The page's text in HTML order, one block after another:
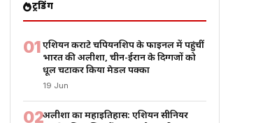
ट्रेंडिंग
01एशियन कराटे चैंपियनशिप के फाइनल में पहुंचीं
भारत की अलीशा, चीन-ईरान के दिग्गजों को
धूल चटाकर किया मेडल पक्का
19 Jun
02अलीशा का महाइतिहास: एशियन सीनियर